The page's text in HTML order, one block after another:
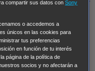
de Culpa Morbius
En fuera de juego
ley Duplicated Preacher
DOC Bite Club
compartir sus datos conSony
o accedemos a
únicos en las cookies para
tus preferencias
en función de tu interés
página de la política de
socios y no afectarán a